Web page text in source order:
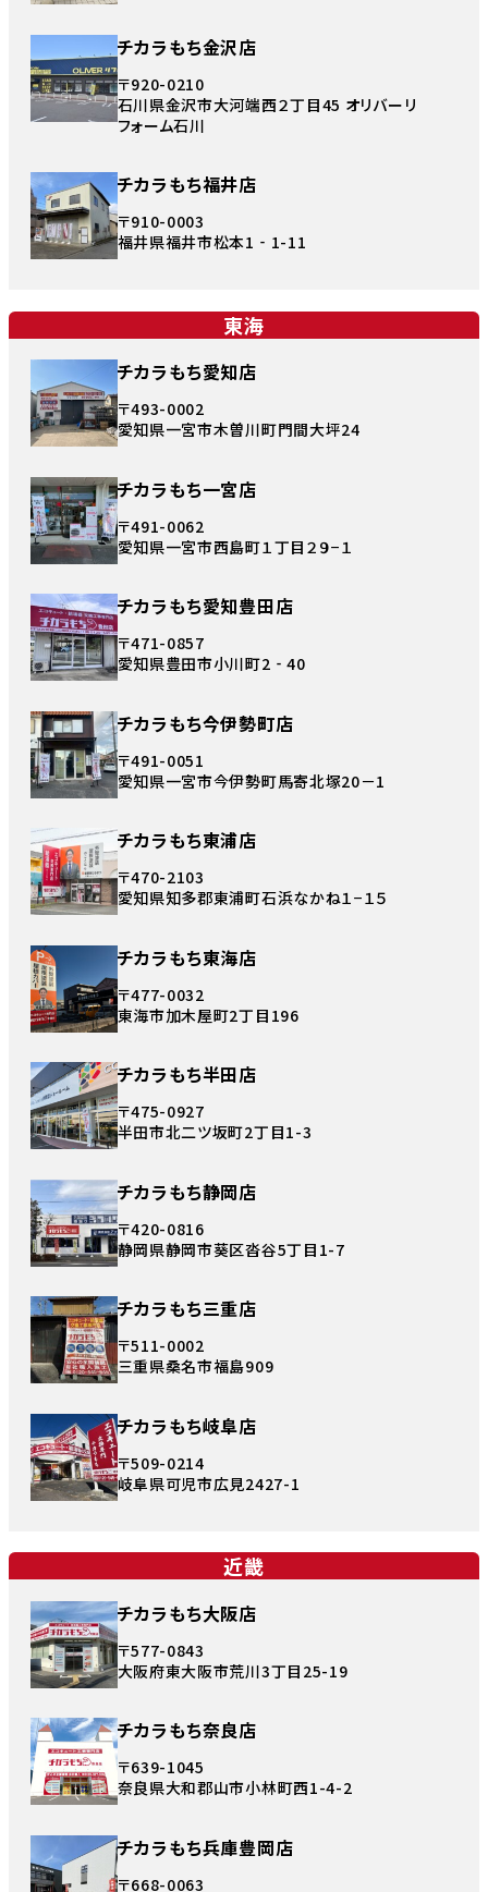
チカラもち金沢店
〒920-0210
石川県金沢市大河端西２丁目45 オリバーリ
フォーム石川
チカラもち福井店
〒910-0003
福井県福井市松本1‐1-11
東海
チカラもち愛知店
〒493-0002
愛知県一宮市木曽川町門間大坪24
チカラもち一宮店
〒491-0062
愛知県一宮市西島町１丁目２９−１
チカラもち愛知豊田店
〒471-0857
愛知県豊田市小川町2‐40
チカラもち今伊勢町店
〒491-0051
愛知県一宮市今伊勢町馬寄北塚20－1
チカラもち東浦店
〒470-2103
愛知県知多郡東浦町石浜なかね１−１５
チカラもち東海店
〒477-0032
東海市加木屋町2丁目196
チカラもち半田店
〒475-0927
半田市北二ツ坂町2丁目1-3
チカラもち静岡店
〒420-0816
静岡県静岡市葵区沓谷5丁目1-7
チカラもち三重店
〒511-0002
三重県桑名市福島909
チカラもち岐阜店
〒509-0214
岐阜県可児市広見2427-1
近畿
チカラもち大阪店
〒577-0843
大阪府東大阪市荒川3丁目25-19
チカラもち奈良店
〒639-1045
奈良県大和郡山市小林町西1-4-2
チカラもち兵庫豊岡店
〒668-0063